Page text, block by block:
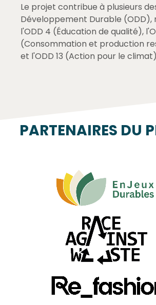
Le projet contribue à plusieurs
Développement Durable
l'ODD 4 (Éducation de qualité),
(Consommation et production
et l'ODD 13 (Action pour le
PARTENAIRES DU